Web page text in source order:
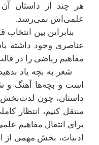
هر چند از داستان
علمی‌اش نمی‌رسد.
بنابراین بین
عناصری وجود داشته
مفاهیم ریاضی را در
شعر به بچه یاد
است و بچه‌ها آهنگ و
داستان، چون لذت‌بخش
منتقل کنیم، انتظار
برای انتقال مفاهیم
ادبیات، بخش مهمی